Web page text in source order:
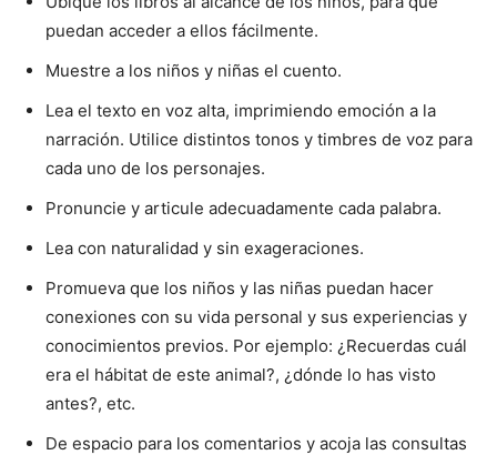
puedan acceder a ellos fácilmente.
Muestre a los niños y niñas el cuento.
Lea el texto en voz alta, imprimiendo emoción a la
narración. Utilice distintos tonos y timbres de voz para
cada uno de los personajes.
Pronuncie y articule adecuadamente cada palabra.
Lea con naturalidad y sin exageraciones.
Promueva que los niños y las niñas puedan hacer
conexiones con su vida personal y sus experiencias y
conocimientos previos. Por ejemplo: ¿Recuerdas cuál
era el hábitat de este animal?, ¿dónde lo has visto
antes?, etc.
De espacio para los comentarios y acoja las consultas